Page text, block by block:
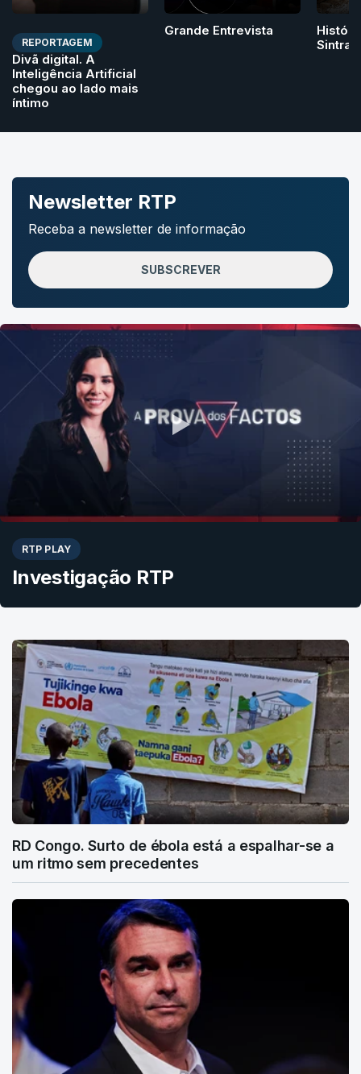
REPORTAGEM
Divã digital. A
Inteligência Artificial
chegou ao lado mais
íntimo
Grande Entrevista
Sintra
Newsletter RTP
Receba a newsletter de informação
SUBSCREVER
RTP PLAY
Investigação RTP
RD Congo. Surto de ébola está a espalhar-se a
um ritmo sem precedentes